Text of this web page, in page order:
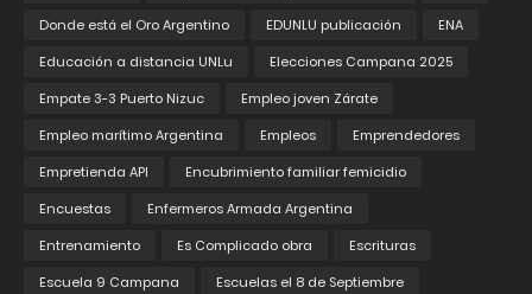
Donde está el Oro Argentino
EDUNLU publicación
ENA
Educación a distancia UNLu
Elecciones Campana 2025
Empate 3-3 Puerto Nizuc
Empleo joven Zárate
Empleo marítimo Argentina
Empleos
Emprendedores
Empretienda API
Encubrimiento familiar femicidio
Encuestas
Enfermeros Armada Argentina
Entrenamiento
Es Complicado obra
Escrituras
Escuela 9 Campana
Escuelas el 8 de Septiembre